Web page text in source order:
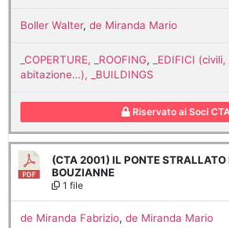
Boller Walter, de Miranda Mario
_COPERTURE, _ROOFING,
_EDIFICI
abitazione…), _BUILDINGS
Riservato ai Soci CTA
(CTA 2001) IL PONTE
BOUZIANNE
1 file
de Miranda Fabrizio, de Miranda Mario